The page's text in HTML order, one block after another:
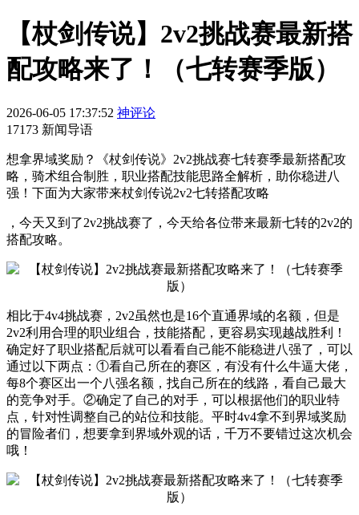
【杖剑传说】2v2挑战赛最新搭
配攻略来了！（七转赛季版）
2026-06-05 17:37:52 神评论
17173 新闻导语
想拿界域奖励？《杖剑传说》2v2挑战赛七转赛季最新搭配攻
略，骑术组合制胜，职业搭配技能思路全解析，助你稳进八
强！下面为大家带来杖剑传说2v2七转搭配攻略
，今天又到了2v2挑战赛了，今天给各位带来最新七转的2v2的
搭配攻略。
相比于4v4挑战赛，2v2虽然也是16个直通界域的名额，但是
2v2利用合理的职业组合，技能搭配，更容易实现越战胜利！
确定好了职业搭配后就可以看看自己能不能稳进八强了，可以
通过以下两点：①看自己所在的赛区，有没有什么牛逼大佬，
每8个赛区出一个八强名额，找自己所在的线路，看自己最大
的竞争对手。②确定了自己的对手，可以根据他们的职业特
点，针对性调整自己的站位和技能。平时4v4拿不到界域奖励
的冒险者们，想要拿到界域外观的话，千万不要错过这次机会
哦！